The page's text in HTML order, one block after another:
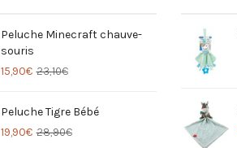
Peluche Minecraft chauve-
souris
23,10€
15,90€
Peluche Tigre Bébé
28,90€
19,90€